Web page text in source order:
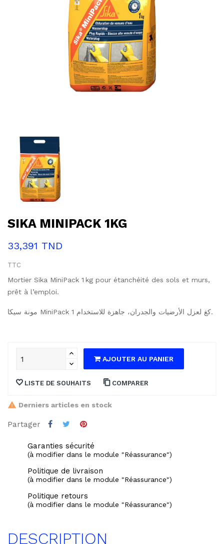
SIKA MINIPACK 1KG
33,391 TND
TTC
Mortier Sika MiniPack 1 kg pour étanchéité des sols et murs,
prêt à l’emploi.
مونة سيكا MiniPack 1 كغ لعزل الأرضيات والجدران، جاهزة للاستخدام.
AJOUTER AU PANIER
LISTE DE SOUHAITS COMPARER
Derniers articles en stock
Partager
Garanties sécurité
(à modifier dans le module "Réassurance")
Politique de livraison
(à modifier dans le module "Réassurance")
Politique retours
(à modifier dans le module "Réassurance")
DESCRIPTION